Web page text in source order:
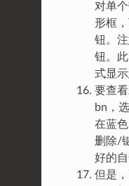
对单
形框
钮。
钮。
式显
要查
bn，
在蓝
删除/
好的自
但是